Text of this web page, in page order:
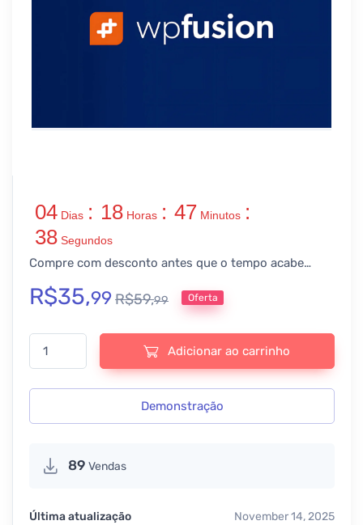
04 Dias : 18 Horas : 47 Minutos :
37 Segundos
Compre com desconto antes que o tempo acabe…
R$35,99R$59,99 Oferta
WP Fusion + Addons – #1 CRM, Marketing Automation,
Adicionar ao carrinho
Demonstração
89 Vendas
Última atualização November 14, 2025